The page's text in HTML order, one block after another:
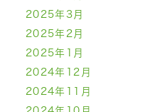
2025年3月
2025年2月
2025年1月
2024年12月
2024年11月